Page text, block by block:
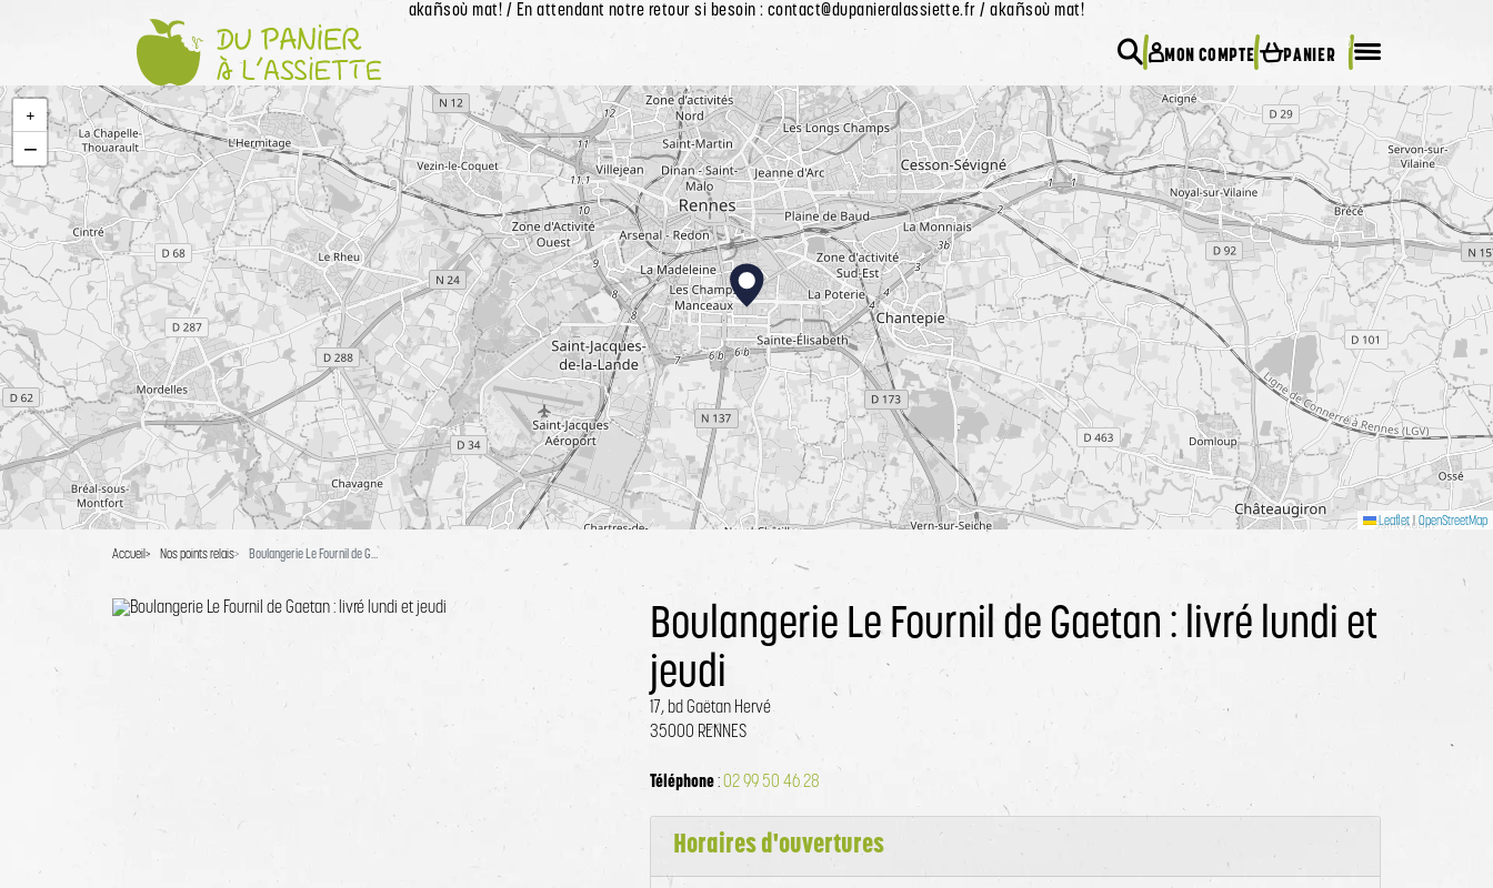
akañsoù mat! / En attendant notre retour si besoin : contact@dupanieralassiette.fr / akañsoù mat!
Accueil
Rechercher
MON COMPTE PANIER
0
Menu mobile
+
−
Leaflet OpenStreetMap
Accueil Nos points relais Boulangerie Le Fournil de Gaetan : livré lundi et jeudi
Boulangerie Le Fournil de Gaetan : livré lundi et
jeudi
17, bd Gaëtan Hervé
35000 RENNES
Téléphone:02 99 50 46 28
Horaires d'ouvertures